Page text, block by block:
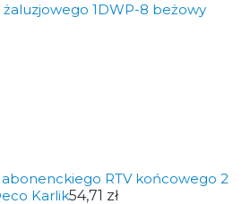
żaluzjowego 1DWP-8 beżowy
RTV końcowego 2
Karlik54,71 zł